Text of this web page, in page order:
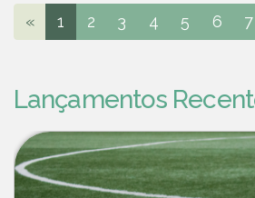
« 1 2 3 4 5 6 7
Lançamentos